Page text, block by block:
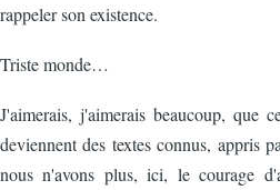
rappeler son existence.
Triste monde…
J'aimerais, j'aimerais beaucoup, que
deviennent des textes connus, appris
nous n'avons plus, ici, le courage